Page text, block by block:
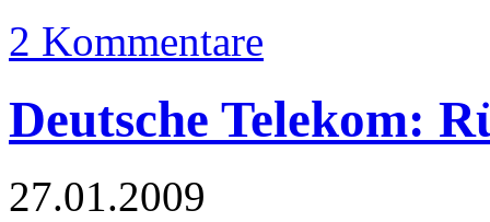
2 Kommentare
Deutsche Telekom:
27.01.2009